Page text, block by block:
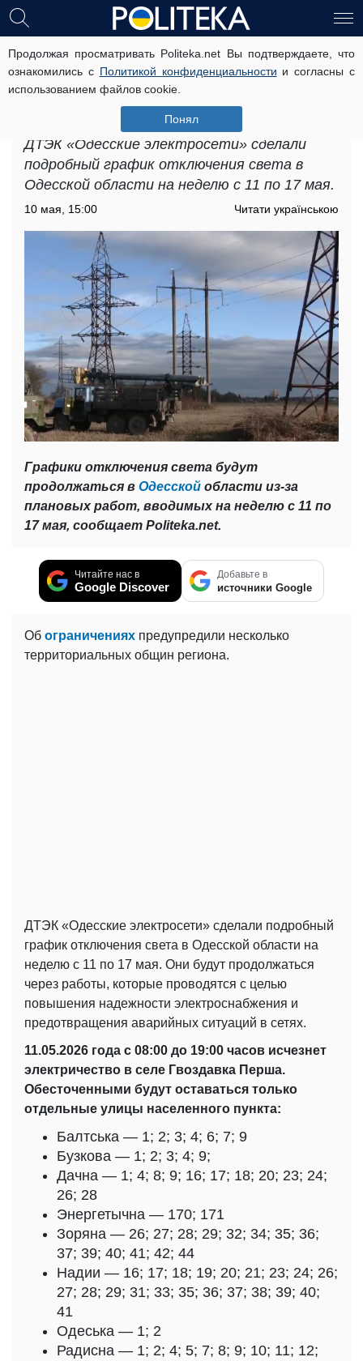
Продолжая просматривать Politeka.net Вы подтверждаете, что
ознакомились с Политикой конфиденциальности и согласны с
использованием файлов cookie.
Понял
Строгие ограничения на
электричество: введены графики
отключения света в Одесской
области на неделю с 11 по 17 мая
ДТЭК «Одесские электросети» сделали
подробный график отключения света в
Одесской области на неделю с 11 по 17 мая.
10 мая, 15:00 Читати українською
Графики отключения света будут
продолжаться в Одесской области из-за
плановых работ, вводимых на неделю с 11 по
17 мая, сообщает Politeka.net.
Читайте нас в
Google Discover
Добавьте в
источники Google
Об ограничениях предупредили несколько
территориальных общин региона.
ДТЭК «Одесские электросети» сделали подробный
график отключения света в Одесской области на
неделю с 11 по 17 мая. Они будут продолжаться
через работы, которые проводятся с целью
повышения надежности электроснабжения и
предотвращения аварийных ситуаций в сетях.
11.05.2026 года с 08:00 до 19:00 часов исчезнет
электричество в селе Гвоздавка Перша.
Обесточенными будут оставаться только
отдельные улицы населенного пункта:
Балтська — 1; 2; 3; 4; 6; 7; 9
Бузкова — 1; 2; 3; 4; 9;
Дачна — 1; 4; 8; 9; 16; 17; 18; 20; 23; 24;
26; 28
Энергетычна — 170; 171
Зоряна — 26; 27; 28; 29; 32; 34; 35; 36;
37; 39; 40; 41; 42; 44
Надии — 16; 17; 18; 19; 20; 21; 23; 24; 26;
27; 28; 29; 31; 33; 35; 36; 37; 38; 39; 40;
41
Одеська — 1; 2
Радисна — 1; 2; 4; 5; 7; 8; 9; 10; 11; 12;